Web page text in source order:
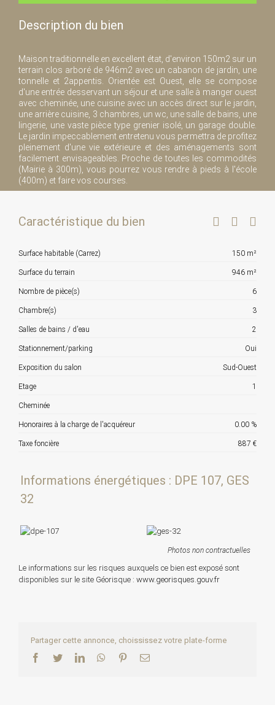
Description du bien
Maison traditionnelle en excellent état, d'environ 150m2 sur un
terrain clos arboré de 946m2 avec un cabanon de jardin, une
tonnelle et 2appentis. Orientée est Ouest, elle se compose
d'une entrée desservant un séjour et une salle à manger ouest
avec cheminée, une cuisine avec un accès direct sur le jardin,
une arrière cuisine, 3 chambres, un wc, une salle de bains, une
lingerie, une vaste pièce type grenier isolé, un garage double.
Le jardin impeccablement entretenu vous permettra de profitez
pleinement d'une vie extérieure et des aménagements sont
facilement envisageables. Proche de toutes les commodités
(Mairie à 300m), vous pourrez vous rendre à pieds à l'école
(400m) et faire vos courses.
Caractéristique du bien
Surface habitable (Carrez) 150 m²
Surface du terrain 946 m²
Nombre de pièce(s) 6
Chambre(s) 3
Salles de bains / d'eau 2
Stationnement/parking Oui
Exposition du salon Sud-Ouest
Etage 1
Cheminée
Honoraires à la charge de l'acquéreur 0.00 %
Taxe foncière 887 €
Informations énergétiques : DPE 107, GES
32
Photos non contractuelles
Le informations sur les risques auxquels ce bien est exposé sont
disponibles sur le site Géorisque : www.georisques.gouv.fr
Partager cette annonce, choississez votre plate-forme
Facebook
TwitterLinkedInWhatsApp
PinterestEmail